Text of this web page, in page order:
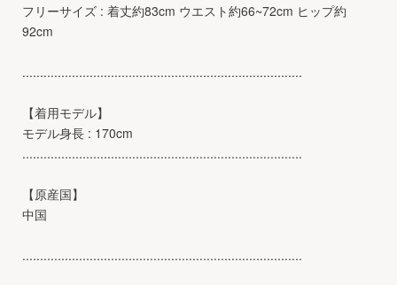
フリーサイズ : 着丈約83cm ウエスト約66~72cm ヒップ約
92cm
...............................................................................
【着用モデル】
モデル身長 : 170cm
...............................................................................
【原産国】
中国
...............................................................................